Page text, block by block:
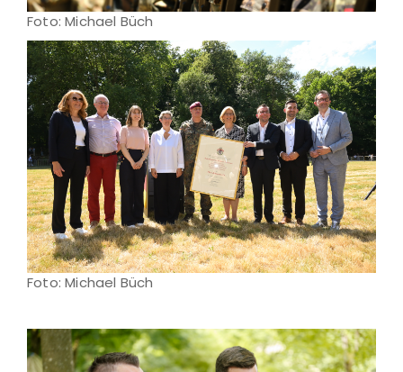
Foto: Michael Büch
Foto: Michael Büch